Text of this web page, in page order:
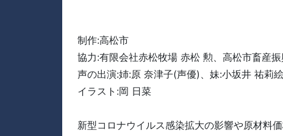
制作:高松市
協力:有限会社赤松牧場 赤松 勲、高松市畜産
声の出演:姉:原 奈津子(声優)、妹:小坂井 祐莉
イラスト:岡 日菜
新型コロナウイルス感染拡大の影響や原材料